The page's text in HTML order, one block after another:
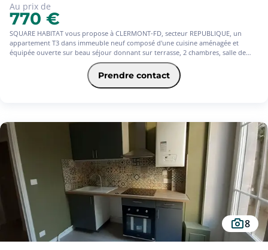
Au prix de
770 €
SQUARE HABITAT vous propose à CLERMONT-FD, secteur REPUBLIQUE, un
appartement T3 dans immeuble neuf composé d'une cuisine aménagée et
équipée ouverte sur beau séjour donnant sur terrasse, 2 chambres, salle de
bains avec double vasque et wc séparé. Place de parking privative en sous-sol.
Prendre contact
8